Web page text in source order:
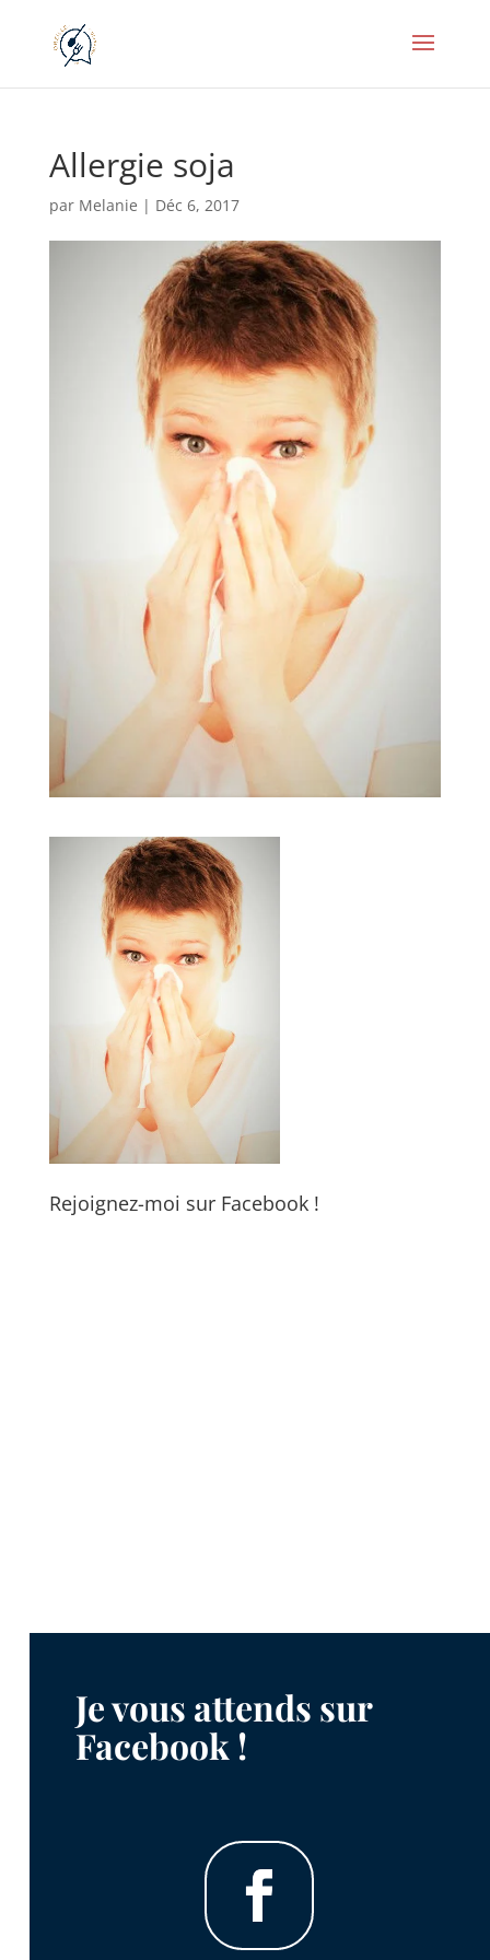
Allergie soja
par Melanie | Déc 6, 2017
Rejoignez-moi sur Facebook !
Je vous attends sur
Facebook !